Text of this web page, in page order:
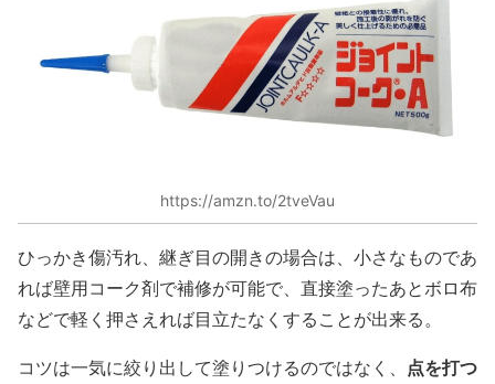
https://amzn.to/2tveVau
ひっかき傷汚れ、継ぎ目の開きの場合は、小さなものであ
れば壁用コーク剤で補修が可能で、直接塗ったあとボロ布
などで軽く押さえれば目立たなくすることが出来る。
コツは一気に絞り出して塗りつけるのではなく、 点を打つ